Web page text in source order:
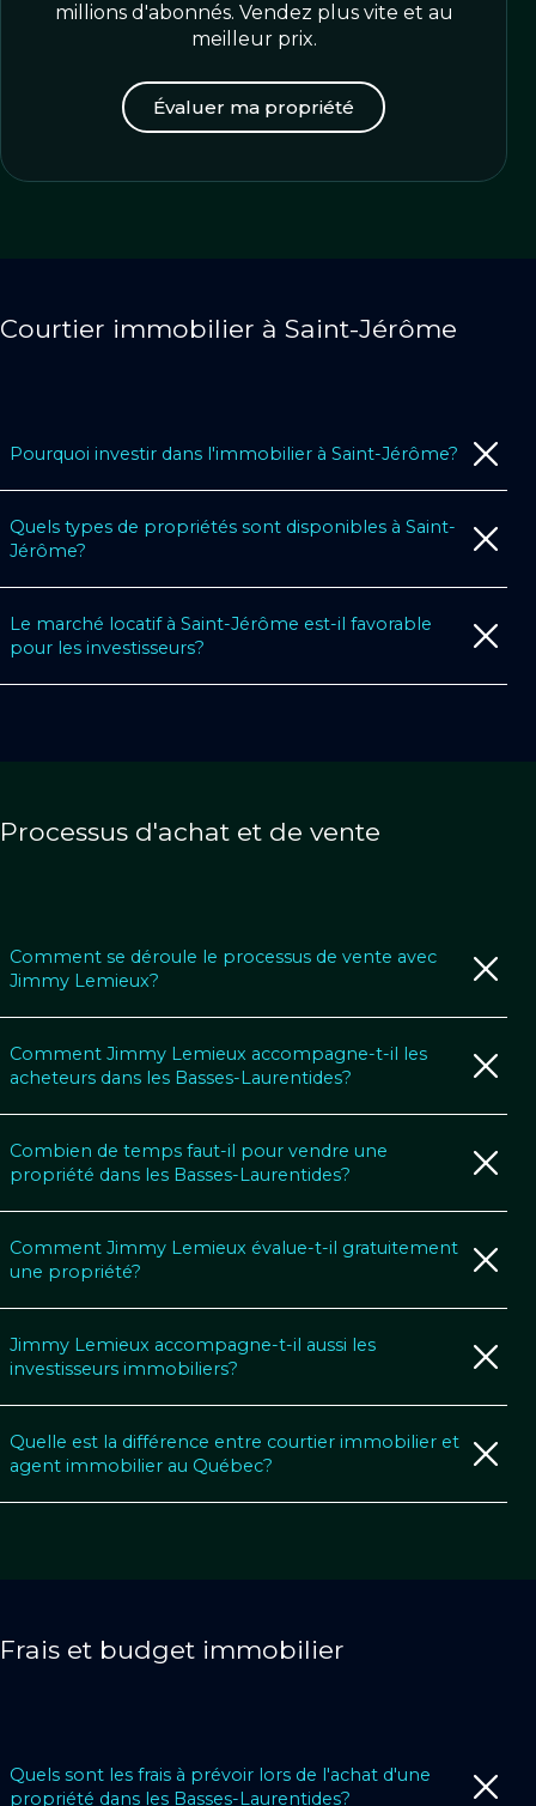
millions d'abonnés. Vendez plus vite et au
meilleur prix.
Évaluer ma propriété
Courtier immobilier à Saint-Jérôme
Pourquoi investir dans l'immobilier à Saint-Jérôme?
Quels types de propriétés sont disponibles à Saint-
Jérôme?
Le marché locatif à Saint-Jérôme est-il favorable
pour les investisseurs?
Processus d'achat et de vente
Comment se déroule le processus de vente avec
Jimmy Lemieux?
Comment Jimmy Lemieux accompagne-t-il les
acheteurs dans les Basses-Laurentides?
Combien de temps faut-il pour vendre une
propriété dans les Basses-Laurentides?
Comment Jimmy Lemieux évalue-t-il gratuitement
une propriété?
Jimmy Lemieux accompagne-t-il aussi les
investisseurs immobiliers?
Quelle est la différence entre courtier immobilier et
agent immobilier au Québec?
Frais et budget immobilier
Quels sont les frais à prévoir lors de l'achat d'une
propriété dans les Basses-Laurentides?